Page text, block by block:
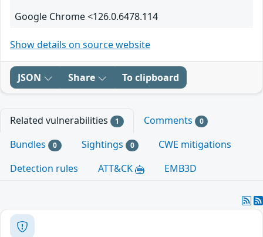
Google Chrome <126.0.6478.114
Show details on source website
JSON Share To clipboard
Related vulnerabilities 1 Comments 0
Bundles 0 Sightings 0
CWE mitigations
Detection rules
ATT&CK EMB3D